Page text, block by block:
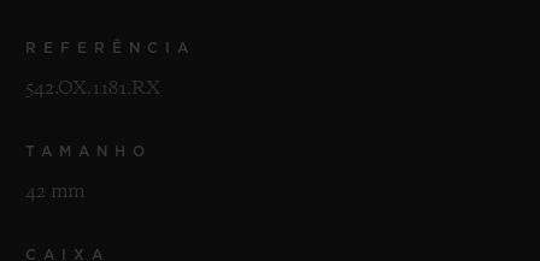
REFERÊNCIA
542.OX.1181.RX
TAMANHO
42 mm
CAIXA